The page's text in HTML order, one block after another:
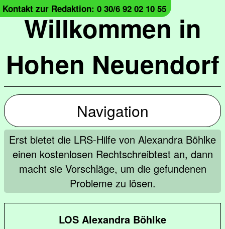
Willkommen in
Hohen Neuendorf
Kontakt zur Redaktion: 0 30/6 92 02 10 55
Navigation
Erst bietet die LRS-Hilfe von Alexandra Böhlke
einen kostenlosen Rechtschreibtest an, dann
macht sie Vorschläge, um die gefundenen
Probleme zu lösen.
LOS Alexandra Böhlke